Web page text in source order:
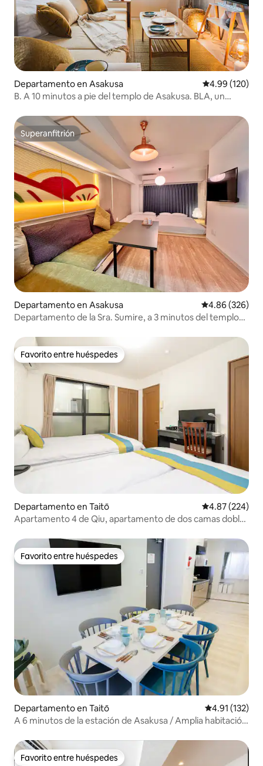
Departamento en Asakusa Calificación
4.99 (120)
B. A 10 minutos a pie del templo de Asakusa. BLA, un
Segundo o tercer piso. 2 camas dobles...
Superanfitrión
Superanfitrión
Departamento en Asakusa Calificación
4.86 (326)
Departamento de la Sra. Sumire, a 3 minutos del templo
vista al Skytree y dormitorio con tatami abierto.
Favorito entre huéspedes
Favorito entre huéspedes
Departamento en Taitō Calificación
4.87 (224)
Apartamento 4 de Qiu, apartamento de dos camas dobles
Favorito entre huéspedes
Favorito entre huéspedes
Departamento en Taitō Calificación
4.91 (132)
A 6 minutos de la estación de Asakusa / Amplia habitación
familiar...
Favorito entre huéspedes
Favorito entre huéspedes